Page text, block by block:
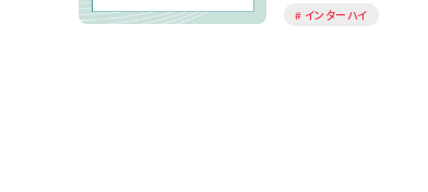
インターハイ